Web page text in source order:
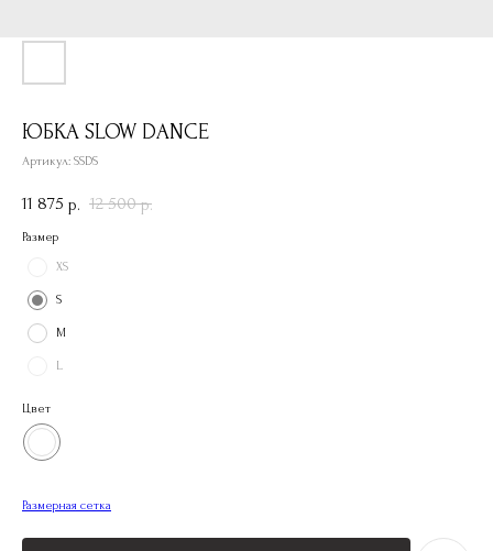
ЮБКА SLOW DANCE
Артикул: SSDS
11 875 р. 12 500 р.
Размер
XS
S
M
L
Цвет
Размерная сетка